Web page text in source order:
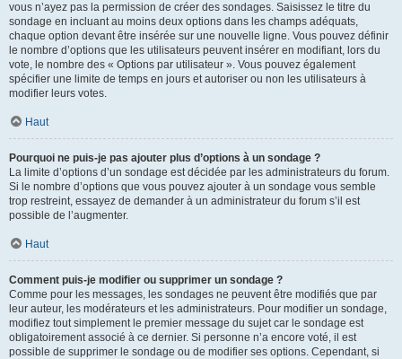
vous n’ayez pas la permission de créer des sondages. Saisissez le titre du
sondage en incluant au moins deux options dans les champs adéquats,
chaque option devant être insérée sur une nouvelle ligne. Vous pouvez définir
le nombre d’options que les utilisateurs peuvent insérer en modifiant, lors du
vote, le nombre des « Options par utilisateur ». Vous pouvez également
spécifier une limite de temps en jours et autoriser ou non les utilisateurs à
modifier leurs votes.
Haut
Pourquoi ne puis-je pas ajouter plus d’options à un sondage ?
La limite d’options d’un sondage est décidée par les administrateurs du forum.
Si le nombre d’options que vous pouvez ajouter à un sondage vous semble
trop restreint, essayez de demander à un administrateur du forum s’il est
possible de l’augmenter.
Haut
Comment puis-je modifier ou supprimer un sondage ?
Comme pour les messages, les sondages ne peuvent être modifiés que par
leur auteur, les modérateurs et les administrateurs. Pour modifier un sondage,
modifiez tout simplement le premier message du sujet car le sondage est
obligatoirement associé à ce dernier. Si personne n’a encore voté, il est
possible de supprimer le sondage ou de modifier ses options. Cependant, si